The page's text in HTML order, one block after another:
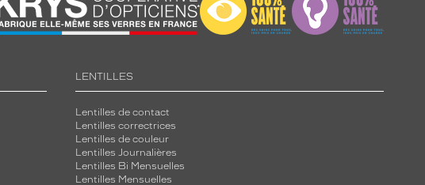
LENTILLES
Lentilles de contact
Lentilles correctrices
Lentilles de couleur
Lentilles Journalières
Lentilles Bi Mensuelles
Lentilles Mensuelles